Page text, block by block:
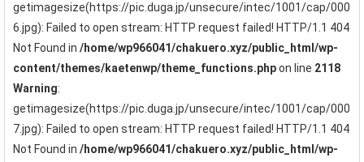
getimagesize(https://pic.duga.jp/unsecure/intec/1001/cap/000
6.jpg): Failed to open stream: HTTP request failed! HTTP/1.1 404
Not Found in /home/wp966041/chakuero.xyz/public_html/wp-
content/themes/kaetenwp/theme_functions.phpon line 2118
Warning:
getimagesize(https://pic.duga.jp/unsecure/intec/1001/cap/000
7.jpg): Failed to open stream: HTTP request failed! HTTP/1.1 404
Not Found in /home/wp966041/chakuero.xyz/public_html/wp-